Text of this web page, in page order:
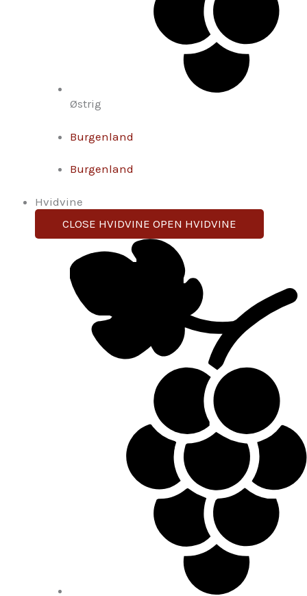
Østrig
Burgenland
Burgenland
Hvidvine
CLOSE HVIDVINE OPEN HVIDVINE